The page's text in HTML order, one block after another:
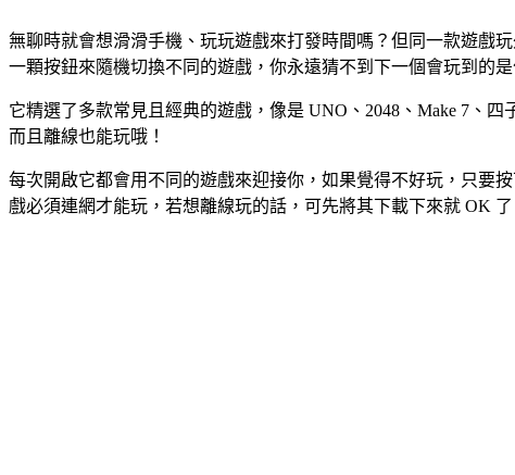
無聊時就會想滑滑手機、玩玩遊戲來打發時間嗎？但同一款遊戲
一顆按鈕來隨機切換不同的遊戲，你永遠猜不到下一個會玩到的是
它精選了多款常見且經典的遊戲，像是 UNO、2048、Make 7、
而且離線也能玩哦！
每次開啟它都會用不同的遊戲來迎接你，如果覺得不好玩，只要
戲必須連網才能玩，若想離線玩的話，可先將其下載下來就 OK 了